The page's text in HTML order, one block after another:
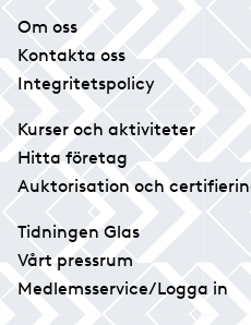
Om oss
Kontakta oss
Integritetspolicy
Kurser och aktiviteter
Hitta företag
Auktorisation och
Tidningen Glas
Vårt pressrum
Medlemsservice/Logga in